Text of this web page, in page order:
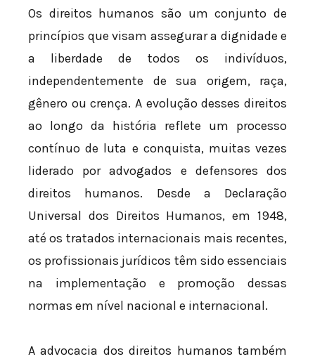
Os direitos humanos são um conjunto de
princípios que visam assegurar a dignidade e
a liberdade de todos os indivíduos,
independentemente de sua origem, raça,
gênero ou crença. A evolução desses direitos
ao longo da história reflete um processo
contínuo de luta e conquista, muitas vezes
liderado por advogados e defensores dos
direitos humanos. Desde a Declaração
Universal dos Direitos Humanos, em 1948,
até os tratados internacionais mais recentes,
os profissionais jurídicos têm sido essenciais
na implementação e promoção dessas
normas em nível nacional e internacional.
A advocacia dos direitos humanos também